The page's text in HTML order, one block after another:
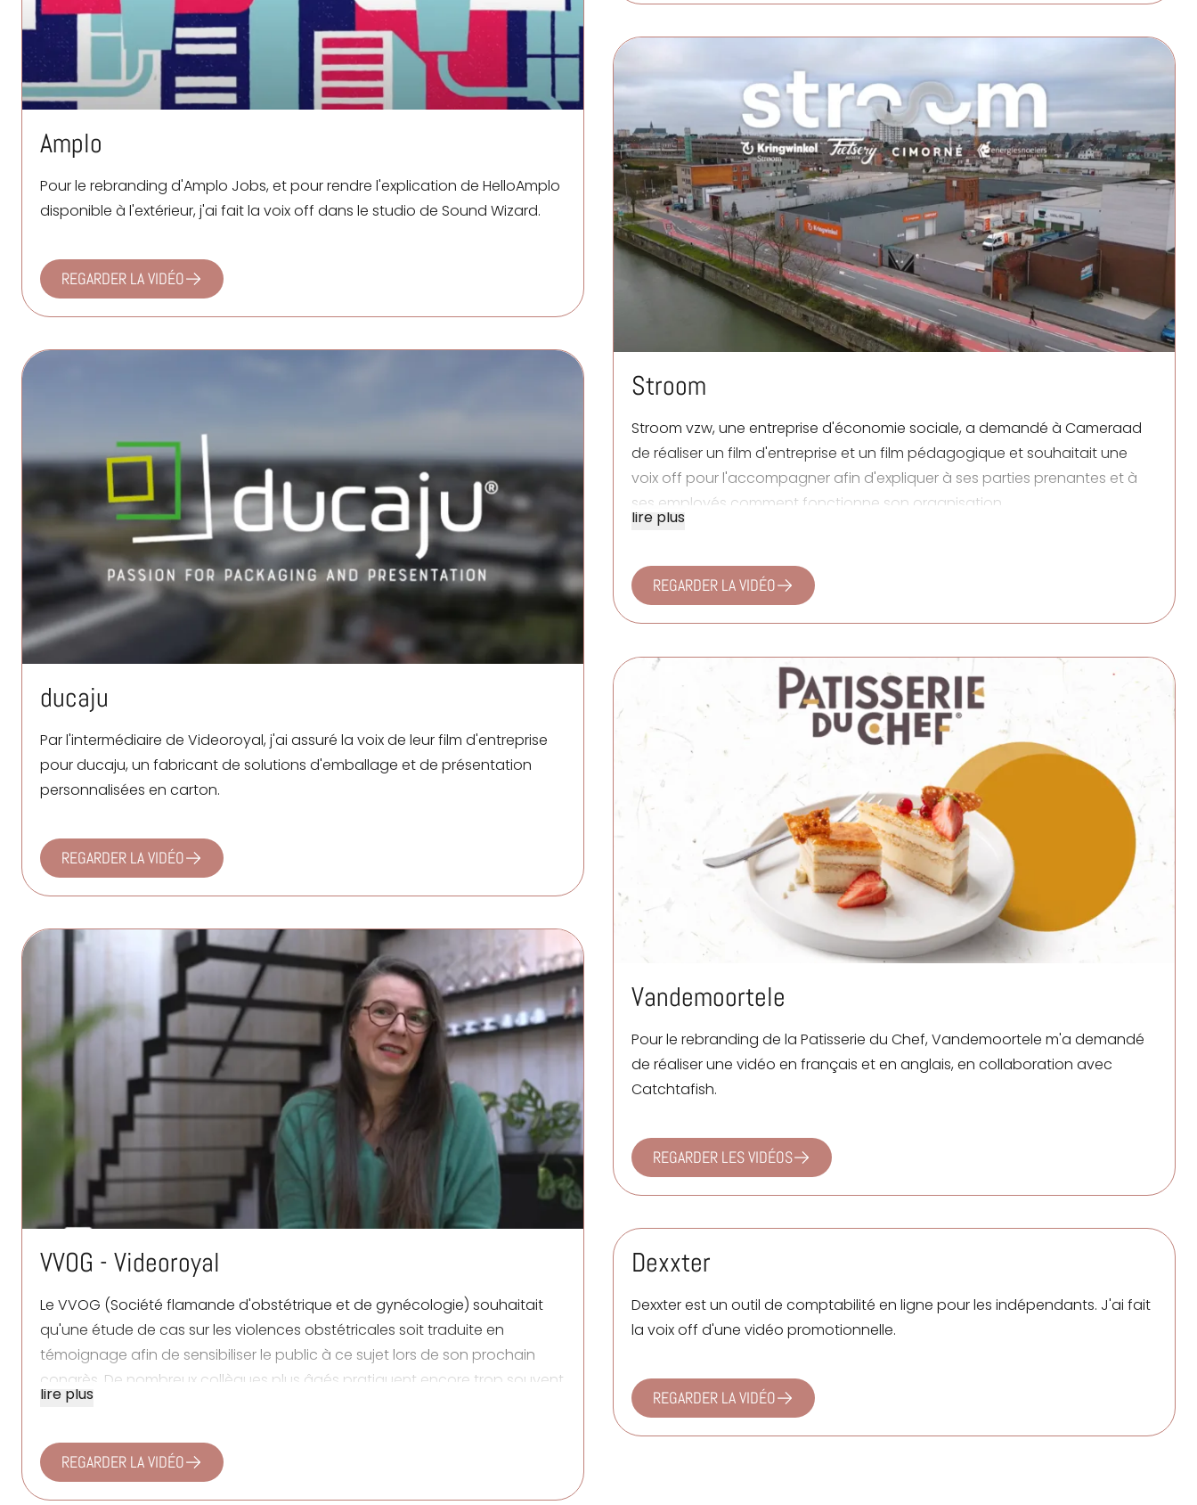
Amplo
Pour le rebranding d'Amplo Jobs, et pour rendre l'explication de HelloAmplo
disponible à l'extérieur, j'ai fait la voix off dans le studio de Sound Wizard.
REGARDER LA VIDÉO
Stroom
Stroom vzw, une entreprise d'économie sociale, a demandé à Cameraad
de réaliser un film d'entreprise et un film pédagogique et souhaitait une
voix off pour l'accompagner afin d'expliquer à ses parties prenantes et à
ses employés comment fonctionne son organisation.
lire plus
REGARDER LA VIDÉO
ducaju
Par l'intermédiaire de Videoroyal, j'ai assuré la voix de leur film d'entreprise
pourducaju, un fabricant de solutions d'emballage et de présentation
personnalisées en carton.
REGARDER LA VIDÉO
Vandemoortele
Pour le rebranding de la Patisserie du Chef,Vandemoortele m'a demandé
de réaliser une vidéo en français et en anglais, en collaboration avec
Catchtafish.
REGARDER LES VIDÉOS
VVOG - Videoroyal
Le VVOG (Société flamande d'obstétrique et de gynécologie) souhaitait
qu'une étude de cas sur les violences obstétricales soit traduite en
témoignage afin de sensibiliser le public à ce sujet lors de son prochain
congrès. De nombreux collègues plus âgés pratiquent encore trop souvent
une « coupure » pendant l'accouchement sans en faire part à la patiente,
patiente. Le témoignage montre une femme sûre d'elle qui a subi des abus
sexuels. Le manque de communication lors de l'accouchement ravive
lire plus
REGARDER LA VIDÉO
Dexxter
Dexxterest un outil de comptabilité en ligne pour les indépendants. J'ai fait
la voix off d'une vidéo promotionnelle.
REGARDER LA VIDÉO